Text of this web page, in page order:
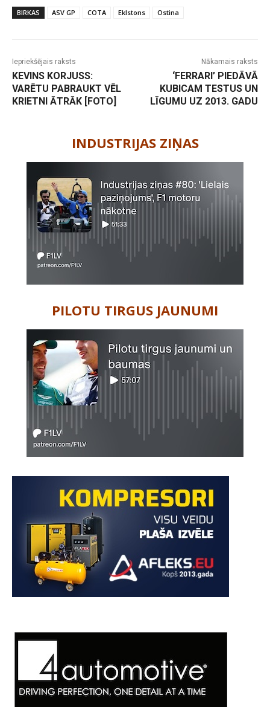
BIRKAS ASV GP COTA Eklstons Ostina
Iepriekšējais raksts
KEVINS KORJUSS:
VARĒTU PABRAUKT VĒL
KRIETNI ĀTRĀK [FOTO]
Nākamais raksts
‘FERRARI’ PIEDĀVĀ
KUBICAM TESTUS UN
LĪGUMU UZ 2013. GADU
INDUSTRIJAS ZIŅAS
PILOTU TIRGUS JAUNUMI